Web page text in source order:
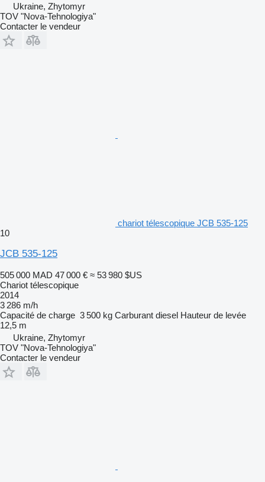
Ukraine, Zhytomyr
TOV "Nova-Tehnologiya"
Contacter le vendeur
chariot télescopique JCB 535-125
10
JCB 535-125
505 000 MAD 47 000 € ≈ 53 980 $US
Chariot télescopique
2014
3 286 m/h
Capacité de charge 3 500 kg Carburant diesel Hauteur de levée
12,5 m
Ukraine, Zhytomyr
TOV "Nova-Tehnologiya"
Contacter le vendeur